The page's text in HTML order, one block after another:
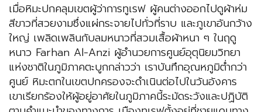
เมื่อหิมะปกคลุมเขตผู้ว่าการทูเรฟ ผู้คนต่างออกไปดูผ้าห่ม
สีขาวที่สวยงามซึ่งแผ่กระจายไปทั่วที่ราบ และภูเขาอันกว้าง
ใหญ่ เพลิดเพลินกับลมหนาวที่สวมเสื้อผ้าหนา ๆ ในฤดู
หนาว Farhan Al-Anzi ผู้อำนวยการศูนย์อุตุนิยมวิทยา
แห่งชาติในภูมิภาคตะบูกกล่าวว่า เราบันทึกอุณหภูมิต่ำกว่า
ศูนย์ หิมะตกในเขตปกครองจะดำเนินต่อไปในวันอังคาร
เขาเรียกร้องให้ผู้อยู่อาศัยในภูมิภาคนี้ระมัดระวังและปฏิบัติ